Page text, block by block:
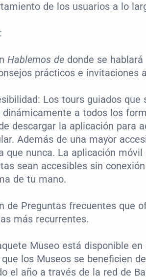
de los usuarios a lo
Hablemos de donde se
prácticos e invitaciones
Los tours guiados
dinámicamente a todos los
descargar la aplicación para
Además de una mayor
que nunca. La aplicación
sean accesibles sin
de tu mano.
de Preguntas frecuentes que
más recurrentes.
Museo está disponible
los Museos se beneficien
el año a través de la red de